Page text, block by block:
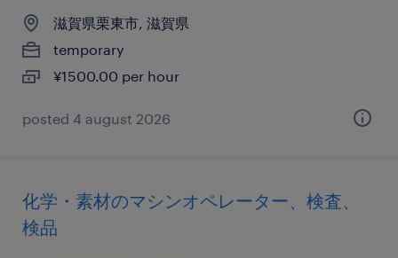
滋賀県栗東市, 滋賀県
temporary
¥1500.00 per hour
posted 4 august 2026
化学・素材のマシンオペレーター、検査、
検品